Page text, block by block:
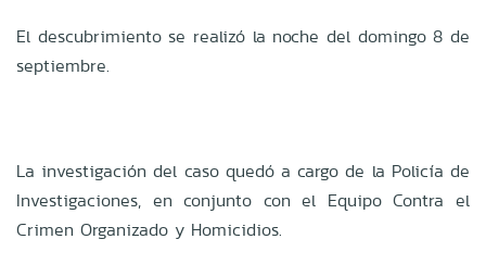
El descubrimiento se realizó la noche del domingo 8 de
septiembre.
La investigación del caso quedó a cargo de la Policía de
Investigaciones, en conjunto con el Equipo Contra el
Crimen Organizado y Homicidios.